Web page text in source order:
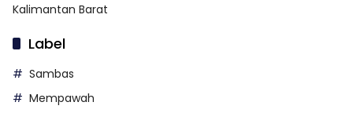
Kalimantan Barat
Label
Sambas
Mempawah